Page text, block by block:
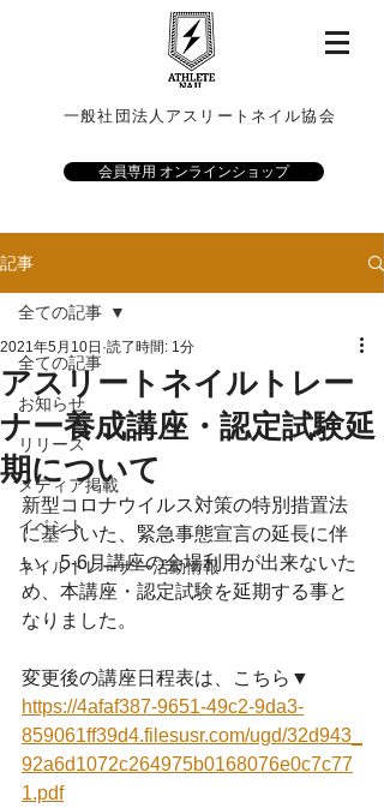
一般社団法人アスリートネイル協会
会員専用 オンラインショップ
記事
全ての記事
お知らせ
リリース
メディア掲載
イベント
ネイルトレーナー活動情報
全ての記事
アスリートネイルトレー
ナー養成講座・認定試験延
期について
2021年5月10日 読了時間: 1分
新型コロナウイルス対策の特別措置法
に基づいた、緊急事態宣言の延長に伴
い、5-6月講座の会場利用が出来ないた
め、本講座・認定試験を延期する事と
なりました。
変更後の講座日程表は、こちら▼
https://4afaf387-9651-49c2-9da3-
859061ff39d4.filesusr.com/ugd/32d943_
92a6d1072c264975b0168076e0c7c77
1.pdf